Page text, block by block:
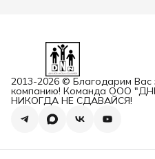
2013-2026 © Благодарим
компанию! Команда ООО
НИКОГДА НЕ СДАВАЙСЯ!